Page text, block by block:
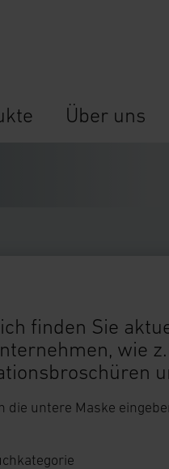
Über uns
finden Sie
wie
die untere Maske